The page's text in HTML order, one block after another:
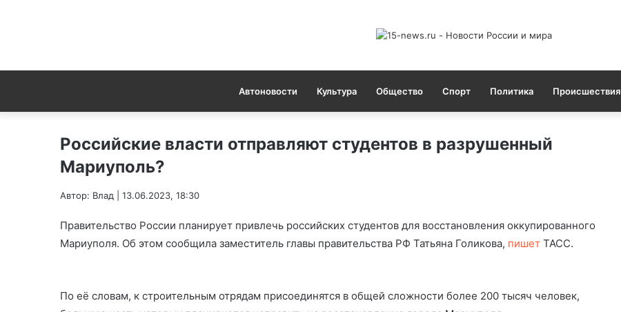
Автоновости Культура Общество Спорт Политика Происшествия
Российские власти отправляют студентов в разрушенный
Мариуполь?
Автор: Влад | 13.06.2023, 18:30
Правительство России планирует привлечь российских студентов для восстановления оккупированного
Мариуполя. Об этом сообщила заместитель главы правительства РФ Татьяна Голикова, пишет ТАСС.
По её словам, к строительным отрядам присоединятся в общей сложности более 200 тысяч человек,